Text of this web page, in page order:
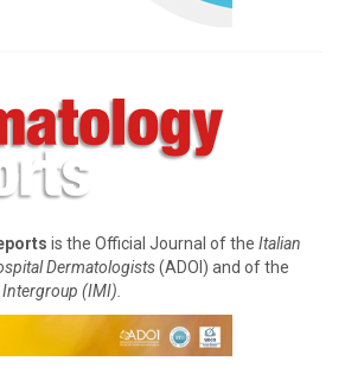
is the Official Journal of the Italian
Dermatologists(ADOI) and of the
(IMI).